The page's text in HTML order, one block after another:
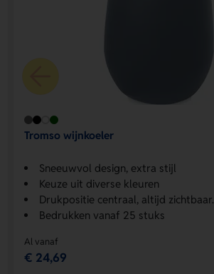
Tromso wijnkoeler
Sneeuwvol design, extra stijl
Keuze uit diverse kleuren
Drukpositie centraal, altijd zichtbaar.
Bedrukken vanaf 25 stuks
Al vanaf
€ 24,69